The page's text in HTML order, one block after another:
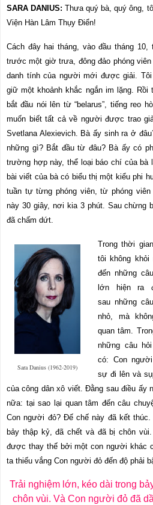
SARA DANIUS: Thưa quý bà, quý ông,
Viện Hàn Lâm Thụy Điển!
Cách đây hai tháng, vào đầu tháng 10,
trước một giờ trưa, đông đảo phóng
danh tính của người mới được giải.
giữ một khoảnh khắc ngắn im lặng. Rồi
bắt đầu nói lên từ “belarus”, tiếng reo
muốn biết tất cả về người được trao
Svetlana Alexievich. Bà ấy sinh ra ở
những gì? Bắt đầu từ đâu? Bà ấy có
trường hợp này, thể loại báo chí của bà
bài viết của bà có biểu thị một kiểu phi
tuần tự từng phóng viên, từ phóng
này 30 giây, nơi kia 3 phút. Sau chừng
đã chấm dứt.
Sara Danius (1962-2019)
Trong thời
tôi không khỏi
đến những
lớn hiện ra
sau những
nhỏ, mà
quan tâm.
những câu
có: Con người
sự đi lên và
của công dân xô viết. Đằng sau điều ấy
nữa: tại sao lại quan tâm đến câu
Con người đỏ? Đế chế này đã kết
bảy thập kỷ, đã chết và đã bị chôn
được thay thế bởi một con người khác
ta thiếu vắng Con người đỏ đến độ phải
Trải nghiệm lớn, kéo dài trong
chôn vùi. Và Con người đỏ đã